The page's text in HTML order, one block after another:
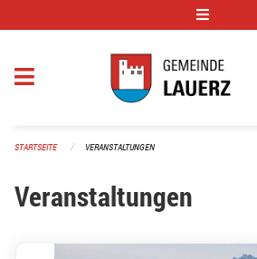
STARTSEITE VERANSTALTUNGEN
Veranstaltungen